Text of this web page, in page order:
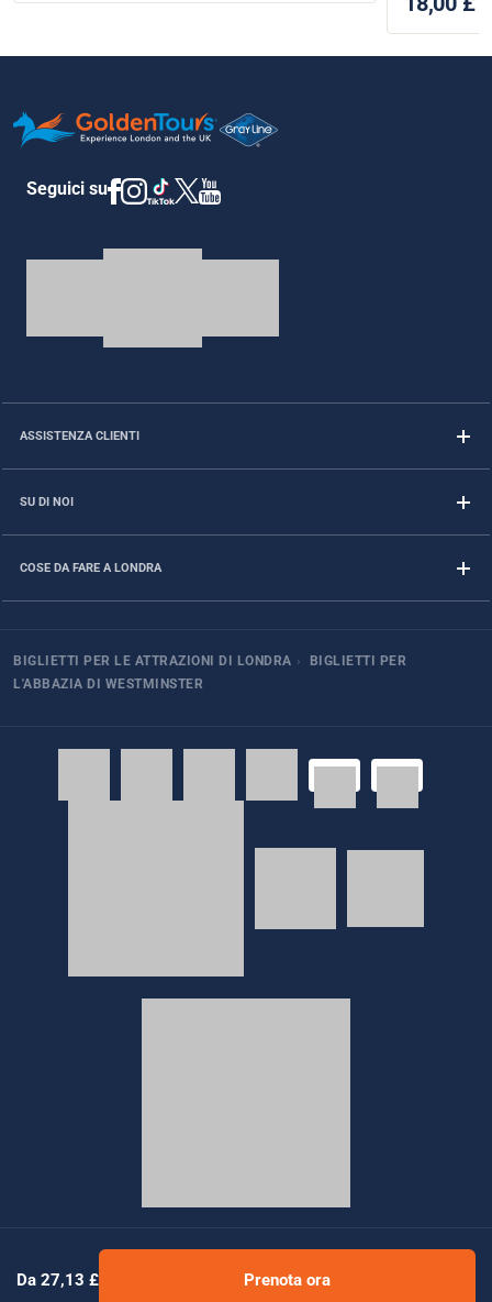
Da 27,13 £ Prenota ora
Seguici su
ASSISTENZA CLIENTI
SU DI NOI
COSE DA FARE A LONDRA
BIGLIETTI PER LE ATTRAZIONI DI LONDRA ›
BIGLIETTI PER
L'ABBAZIA DI WESTMINSTER
© 2026 Golden Tours | All rights reserved